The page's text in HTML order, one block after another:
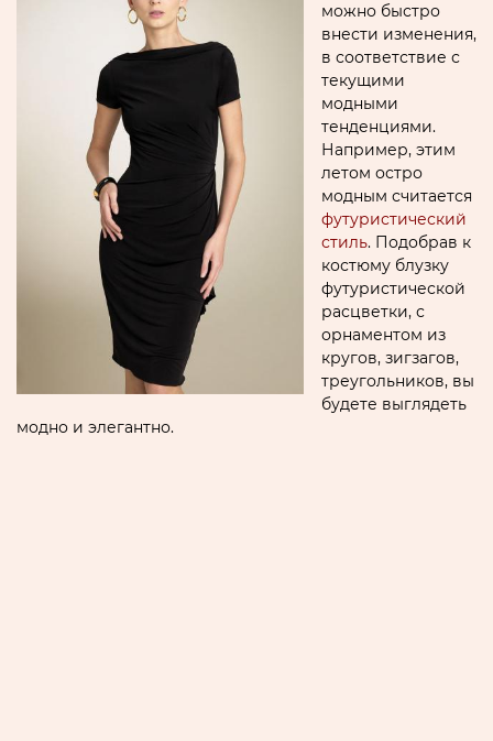
можно быстро
внести изменения,
в соответствие с
текущими
модными
тенденциями.
Например, этим
летом остро
модным считается
футуристический
стиль. Подобрав к
костюму блузку
футуристической
расцветки, с
орнаментом из
кругов, зигзагов,
треугольников, вы
будете выглядеть
модно и элегантно.